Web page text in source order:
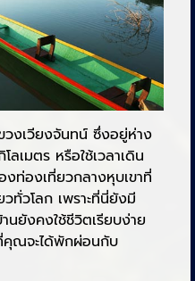
วงเวียงจันทน์ ซึ่งอยู่ห่าง
เมตร หรือใช้เวลาเดิน
ท่องเที่ยวกลางหุบเขาที่
ทั่วโลก เพราะที่นี่ยังมี
ยังคงใช้ชีวิตเรียบง่าย
คุณจะได้พักผ่อนกับ